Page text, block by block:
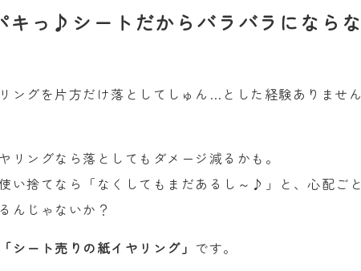
キっ♪シートだからバラバラにならな
ングを片方だけ落としてしゅん…とした経験ありません
リングなら落としてもダメージ減るかも。
い捨てなら「なくしてもまだあるし～♪」と、心配ごと
んじゃないか？
「シート売りの紙イヤリング」 です。